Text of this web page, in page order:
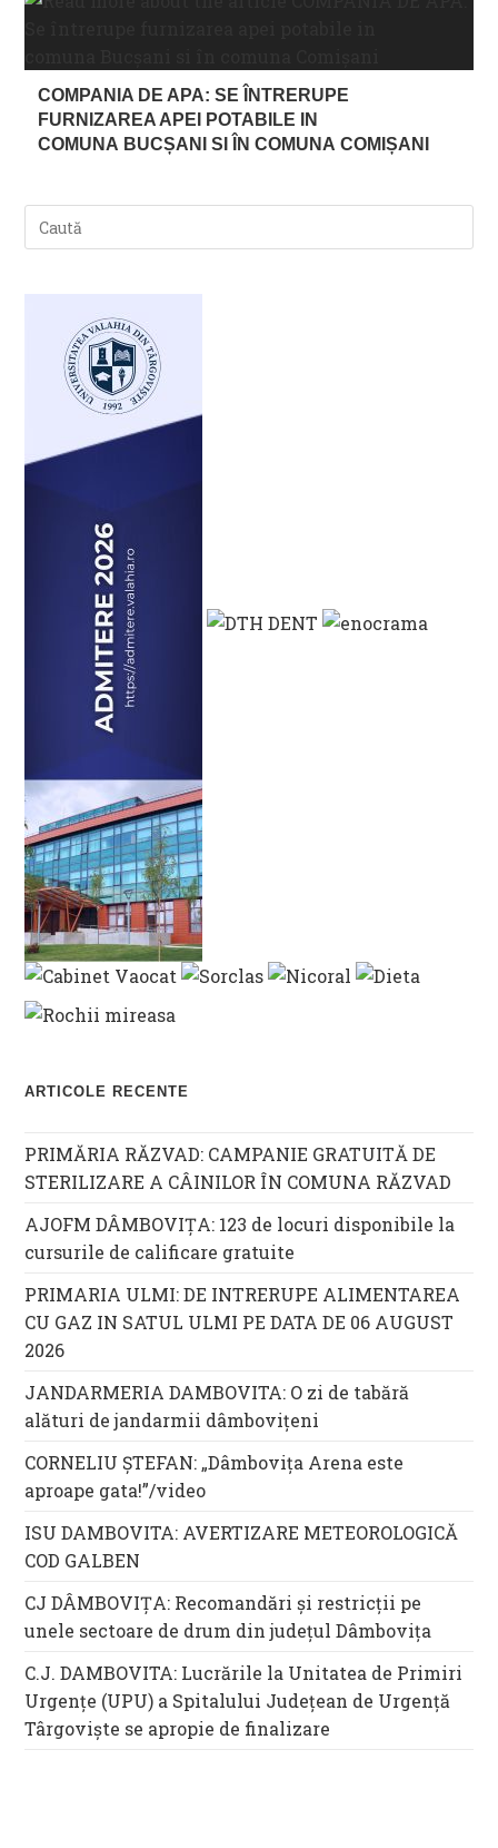
COMPANIA DE APA: SE ÎNTRERUPE
FURNIZAREA APEI POTABILE IN
COMUNA BUCȘANI SI ÎN COMUNA COMIȘANI
ARTICOLE RECENTE
PRIMĂRIA RĂZVAD: CAMPANIE GRATUITĂ DE
STERILIZARE A CÂINILOR ÎN COMUNA RĂZVAD
AJOFM DÂMBOVIȚA: 123 de locuri disponibile la
cursurile de calificare gratuite
PRIMARIA ULMI: DE INTRERUPE ALIMENTAREA
CU GAZ IN SATUL ULMI PE DATA DE 06 AUGUST
2026
JANDARMERIA DAMBOVITA: O zi de tabără
alături de jandarmii dâmbovițeni
CORNELIU ȘTEFAN: „Dâmbovița Arena este
aproape gata!”/video
ISU DAMBOVITA: AVERTIZARE METEOROLOGICĂ
COD GALBEN
CJ DÂMBOVIȚA: Recomandări și restricții pe
unele sectoare de drum din județul Dâmbovița
C.J. DAMBOVITA: Lucrările la Unitatea de Primiri
Urgențe (UPU) a Spitalului Județean de Urgență
Târgoviște se apropie de finalizare